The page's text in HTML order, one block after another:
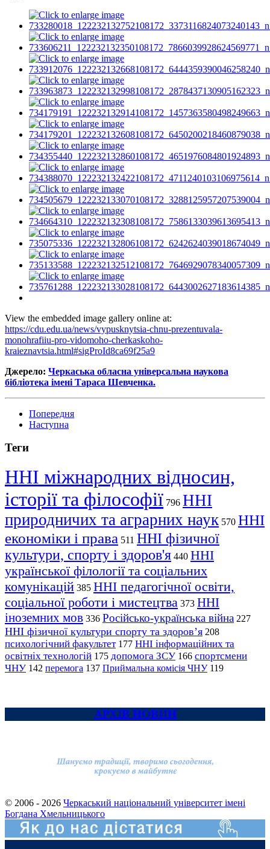
View the embedded image gallery online at:
https://cdu.edu.ua/news/vypusknytsia-chnu-prezentuvala-
monohrafiiu-pro-vidomoho-cherkaskoho-
kraieznavtsia.html#sigProId8ca69f25a9
Джерело: Черкаська обласна універсальна наукова
бібліотека імені Тараса Шевченка.
Попередня
Наступна
Теги
ННІ міжнародних відносин,
історії та філософії 796 ННІ
природничих та аграрних наук 570 ННІ
економіки і права 511 ННІ фізичної
культури, спорту і здоров'я 440 ННІ
української філології та соціальних
комунікацій 385 ННІ педагогічної освіти,
соціальної роботи і мистецтва 373 ННІ
іноземних мов 336 Російсько-українська війна 227
ННІ фізичної культури спорту та здоров’я 208
психологічний факультет 177 ННІ інформаційних та
освітніх технологій 175 допомога ЗСУ 166 спортсмени
ЧНУ 142 перемога 137 Приймальна комісія ЧНУ 119
АРХІВ НОВИН
© 2006 - 2026 Черкаський національний університет імені
Богдана Хмельницького